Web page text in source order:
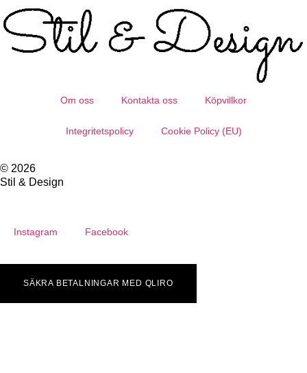
Om oss Kontakta oss Köpvillkor
Integritetspolicy Cookie Policy (EU)
© 2026
Stil & Design
Instagram Facebook
SÄKRA BETALNINGAR MED QLIRO